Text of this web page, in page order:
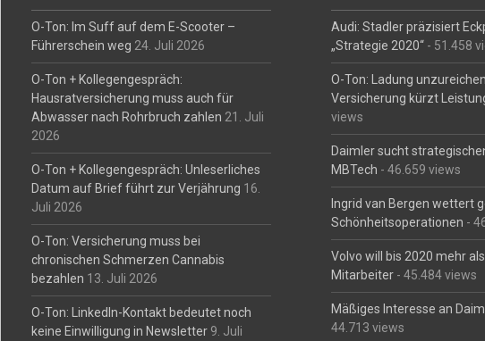
O-Ton: Im Suff auf dem E-Scooter –
Führerschein weg 24. Juli 2026
O-Ton + Kollegengespräch:
Hausratversicherung muss auch für
Abwasser nach Rohrbruch zahlen 21. Juli
2026
O-Ton + Kollegengespräch: Unleserliches
Datum auf Brief führt zur Verjährung 16.
Juli 2026
O-Ton: Versicherung muss bei
chronischen Schmerzen Cannabis
bezahlen 13. Juli 2026
O-Ton: LinkedIn-Kontakt bedeutet noch
keine Einwilligung in Newsletter 9. Juli
Audi: Stadler präzisiert
„Strategie 2020“ - 51.458
O-Ton: Ladung
Versicherung kürzt
views
Daimler sucht
MBTech - 46.659 views
Ingrid van Bergen wettert
Schönheitsoperationen -
Volvo will bis 2020 mehr
Mitarbeiter - 45.484 views
Mäßiges Interesse an
44.713 views